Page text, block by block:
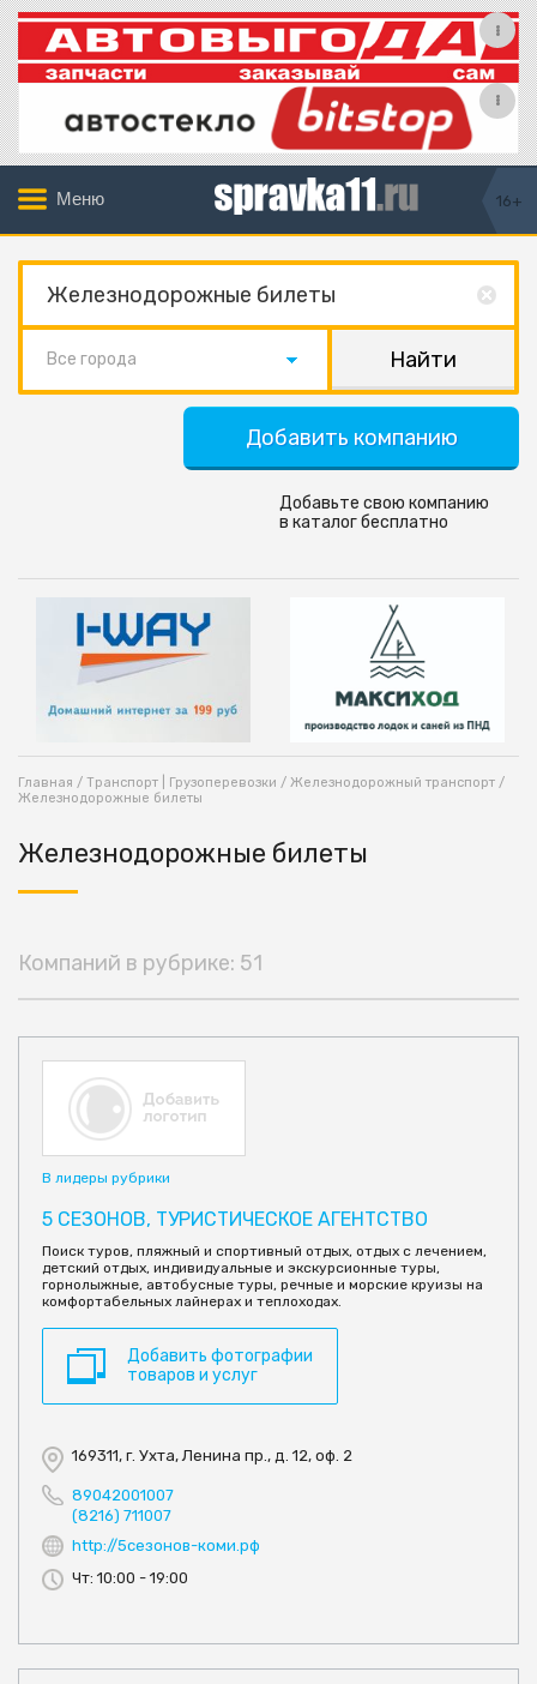
Меню 16+
Все города
Добавить компанию
Добавьте свою компанию
в каталог бесплатно
Главная / Транспорт | Грузоперевозки / Железнодорожный транспорт /
Железнодорожные билеты
Железнодорожные билеты
Компаний в рубрике: 51
В лидеры рубрики
5 СЕЗОНОВ, ТУРИСТИЧЕСКОЕ АГЕНТСТВО
Поиск туров, пляжный и спортивный отдых, отдых с лечением,
детский отдых, индивидуальные и экскурсионные туры,
горнолыжные, автобусные туры, речные и морские круизы на
комфортабельных лайнерах и теплоходах.
Добавить фотографии
товаров и услуг
169311, г. Ухта, Ленина пр., д. 12, оф. 2
89042001007
(8216) 711007
http://5сезонов-коми.рф
Чт: 10:00 - 19:00